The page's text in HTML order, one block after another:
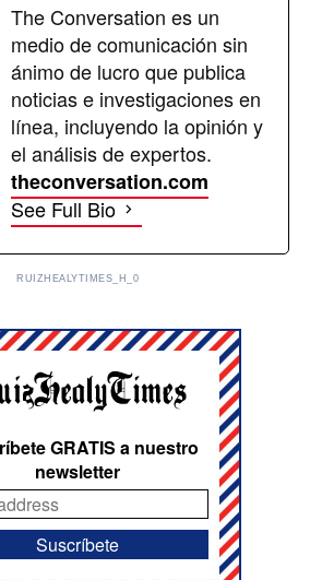
The Conversation es un
medio de comunicación sin
ánimo de lucro que publica
noticias e investigaciones en
línea, incluyendo la opinión y
el análisis de expertos.
theconversation.com
See Full Bio
RUIZHEALYTIMES_H_0
GRATIS a nuestro
newsletter